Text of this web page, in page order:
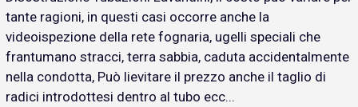
tante ragioni, in questi casi occorre anche la
videoispezione della rete fognaria, ugelli speciali che
frantumano stracci, terra sabbia, caduta accidentalmente
nella condotta, Può lievitare il prezzo anche il taglio di
radici introdottesi dentro al tubo ecc...